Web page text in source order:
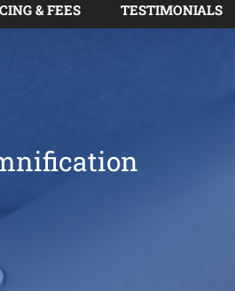
& FEES TESTIMONIALS